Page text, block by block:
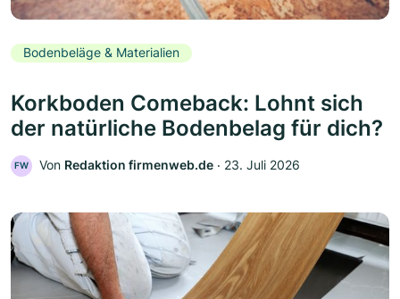
Bodenbeläge & Materialien
Korkboden Comeback: Lohnt sich
der natürliche Bodenbelag für dich?
FW Von Redaktion firmenweb.de ‧ 23. Juli 2026